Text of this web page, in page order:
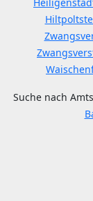
Suche nach